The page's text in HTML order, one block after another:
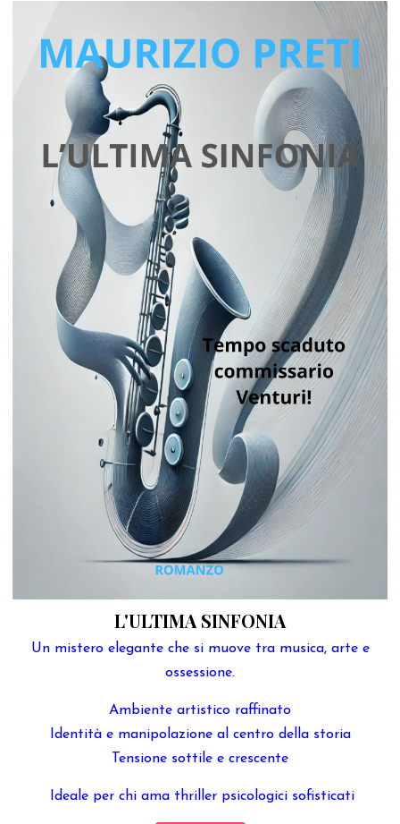
L'ULTIMA SINFONIA
Un mistero elegante che si muove tra musica, arte e
ossessione.
Ambiente artistico raffinato
Identità e manipolazione al centro della storia
Tensione sottile e crescente
Ideale per chi ama thriller psicologici sofisticati